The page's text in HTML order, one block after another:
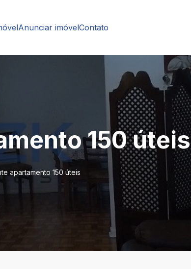
Anunciar imóvelContato
150 úteis
apartamento 150 úteis